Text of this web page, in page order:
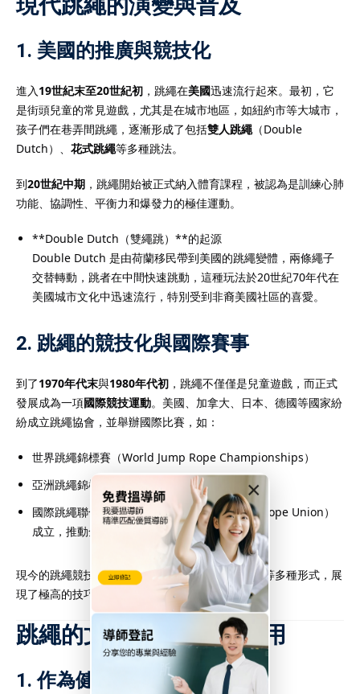
×
1. 美國的推廣與競技化
進入19世紀末至20世紀初 ，跳繩在美國迅速流行起來。最初，它
是街頭兒童的常見遊戲，尤其是在城市地區，如紐約市等大城市，
孩子們在巷弄間跳繩，逐漸形成了包括雙人跳繩（Double
Dutch）、 花式跳繩等多種跳法。
到20世紀中期 ，跳繩開始被正式納入體育課程，被認為是訓練心肺
功能、協調性、平衡力和爆發力的極佳運動。
**Double Dutch（雙繩跳）**的起源
Double Dutch 是由荷蘭移民帶到美國的跳繩變體，兩條繩子
交替轉動，跳者在中間快速跳動，這種玩法於20世紀70年代在
美國城市文化中迅速流行，特別受到非裔美國社區的喜愛。
2. 跳繩的競技化與國際賽事
到了1970年代末與1980年代初 ，跳繩不僅僅是兒童遊戲，而正式
發展成為一項國際競技運動。美國、加拿大、日本、德國等國家紛
紛成立跳繩協會，並舉辦國際比賽，如：
世界跳繩錦標賽（World Jump Rope Championships）
亞洲跳繩錦標賽
國際跳繩聯合會（IJRU，International Jump Rope Union）
成立，推動全球標準化比賽規則
現今的跳繩競技包含速度賽、花式表演、團隊接力等多種形式，展
現了極高的技巧和體能要求。
跳繩的文化意涵與現代應用
1.作為健身運動的跳繩